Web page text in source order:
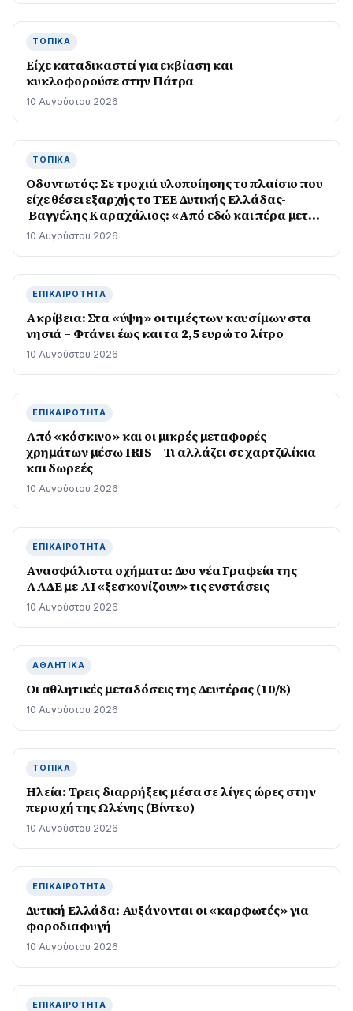
ΤΟΠΙΚΆ
Είχε καταδικαστεί για εκβίαση και
κυκλοφορούσε στην Πάτρα
10 Αυγούστου 2026
ΤΟΠΙΚΆ
Οδοντωτός: Σε τροχιά υλοποίησης το πλαίσιο που
είχε θέσει εξαρχής το ΤΕΕ Δυτικής Ελλάδας-
Βαγγέλης Καραχάλιος: «Από εδώ και πέρα μετρά
το αποτέλεσμα στο πεδίο»
10 Αυγούστου 2026
ΕΠΙΚΑΙΡΌΤΗΤΑ
Ακρίβεια: Στα «ύψη» οι τιμές των καυσίμων στα
νησιά – Φτάνει έως και τα 2,5 ευρώ το λίτρο
10 Αυγούστου 2026
ΕΠΙΚΑΙΡΌΤΗΤΑ
Από «κόσκινο» και οι μικρές μεταφορές
χρημάτων μέσω IRIS – Τι αλλάζει σε χαρτζιλίκια
και δωρεές
10 Αυγούστου 2026
ΕΠΙΚΑΙΡΌΤΗΤΑ
Ανασφάλιστα οχήματα: Δυο νέα Γραφεία της
ΑΑΔΕ με ΑΙ «ξεσκονίζουν» τις ενστάσεις
10 Αυγούστου 2026
ΑΘΛΗΤΙΚΆ
Οι αθλητικές μεταδόσεις της Δευτέρας (10/8)
10 Αυγούστου 2026
ΤΟΠΙΚΆ
Ηλεία: Τρεις διαρρήξεις μέσα σε λίγες ώρες στην
περιοχή της Ωλένης (Βίντεο)
10 Αυγούστου 2026
ΕΠΙΚΑΙΡΌΤΗΤΑ
Δυτική Ελλάδα: Αυξάνονται οι «καρφωτές» για
φοροδιαφυγή
10 Αυγούστου 2026
ΕΠΙΚΑΙΡΌΤΗΤΑ